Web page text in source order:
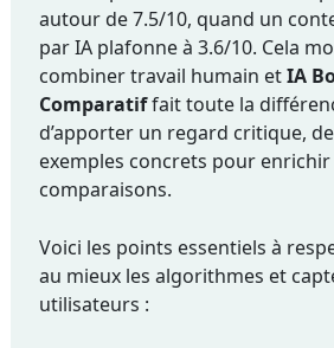
autour de 7.5/10, quand un
par IA plafonne à 3.6/10. Cela
combiner travail humain etIA
Comparatiffait toute la
d’apporter un regard critique,
exemples concrets pour enrichir
comparaisons.
Voici les points essentiels à
au mieux les algorithmes et
utilisateurs :